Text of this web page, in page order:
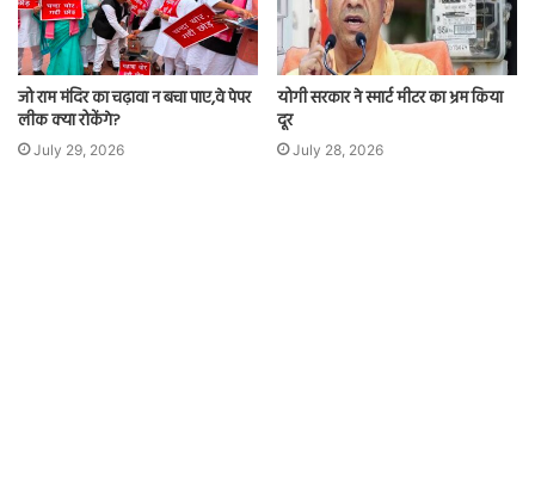
जो राम मंदिर का चढ़ावा न बचा पाए,वे पेपर
लीक क्या रोकेंगे?
July 29, 2026
योगी सरकार ने स्मार्ट मीटर का भ्रम किया
दूर
July 28, 2026